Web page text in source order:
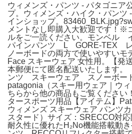
ウィメンズ・パンツ - パタゴニア
プ。ウィメンズ・ハイク・パンツ
インショップ。
メントなし即購入大歓迎です！※
ルをご一読ください。モンベル
パインパンツ L GORE-TEX レ
ノーボードの両方で使いやすいモ
Face スキーウェア 女性用。【発
本郵便にて匿名配送いたします
ンツ スキーウェア スノーボード
patagonia（スキー用ウェア｜ウ
ちらから他の商品もご覧ください
タースポーツ用品【アイテム】
ウィメンズ スキーウェア パンツ
スタード）サイズ：SRECCO対
耐久性に優れたH₂No機能搭載動